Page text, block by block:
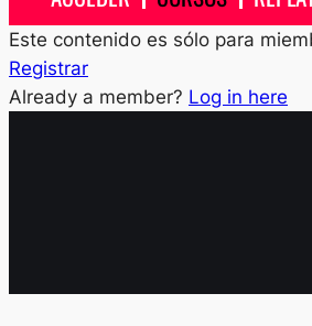
Este contenido es sólo para
Registrar
Already a member? Log in here